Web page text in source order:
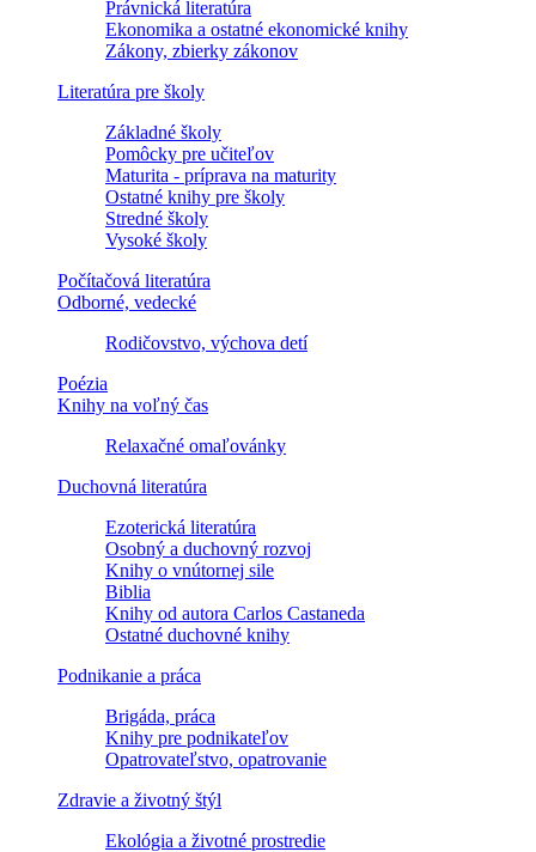
Právnická literatúra
Ekonomika a ostatné ekonomické knihy
Zákony, zbierky zákonov
Literatúra pre školy
Základné školy
Pomôcky pre učiteľov
Maturita - príprava na maturity
Ostatné knihy pre školy
Stredné školy
Vysoké školy
Počítačová literatúra
Odborné, vedecké
Rodičovstvo, výchova detí
Poézia
Knihy na voľný čas
Relaxačné omaľovánky
Duchovná literatúra
Ezoterická literatúra
Osobný a duchovný rozvoj
Knihy o vnútornej sile
Biblia
Knihy od autora Carlos Castaneda
Ostatné duchovné knihy
Podnikanie a práca
Brigáda, práca
Knihy pre podnikateľov
Opatrovateľstvo, opatrovanie
Zdravie a životný štýl
Ekológia a životné prostredie